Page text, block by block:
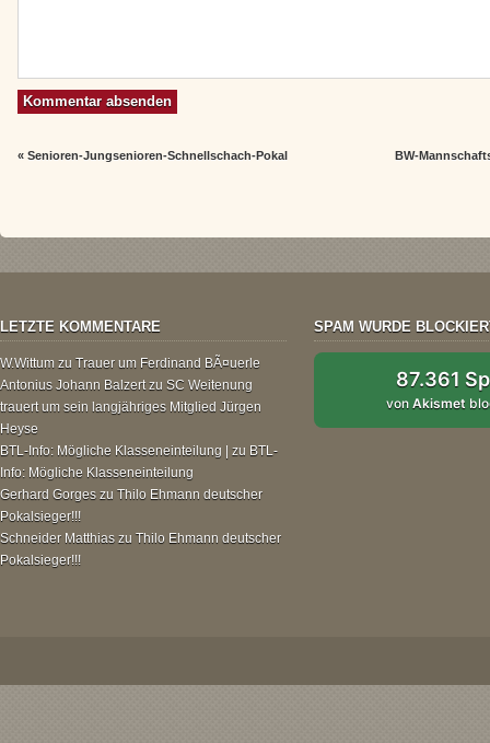
«Senioren-Jungsenioren-Schnellschach-Pokal BW-
LETZTE KOMMENTARE
W.Wittum zu Trauer um Ferdinand BÃ¤uerle
Antonius Johann Balzertzu SC Weitenung
trauert um sein langjähriges Mitglied Jürgen
Heyse
BTL-Info: Mögliche Klasseneinteilung | zu BTL-
Info: Mögliche Klasseneinteilung
Gerhard Gorges zu Thilo Ehmann deutscher
Pokalsieger!!!
Schneider Matthias zu Thilo Ehmann deutscher
Pokalsieger!!!
SPAM WURDE
87.361
vonAkismet